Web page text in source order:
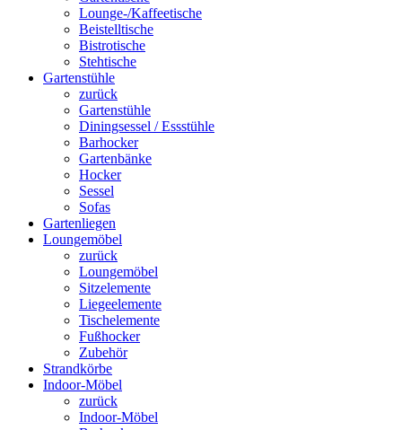
Lounge-/Kaffeetische
Beistelltische
Bistrotische
Stehtische
Gartenstühle
zurück
Gartenstühle
Diningsessel / Essstühle
Barhocker
Gartenbänke
Hocker
Sessel
Sofas
Gartenliegen
Loungemöbel
zurück
Loungemöbel
Sitzelemente
Liegeelemente
Tischelemente
Fußhocker
Zubehör
Strandkörbe
Indoor-Möbel
zurück
Indoor-Möbel